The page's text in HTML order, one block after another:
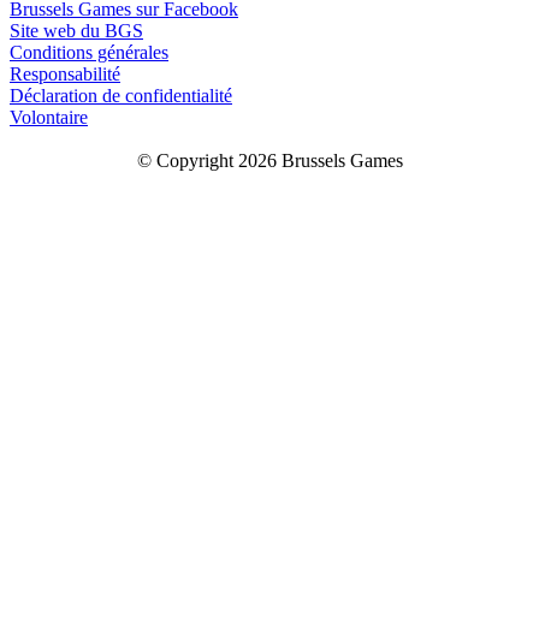
Brussels Games sur Facebook
Site web du BGS
Conditions générales
Responsabilité
Déclaration de confidentialité
Volontaire
© Copyright 2026 Brussels Games